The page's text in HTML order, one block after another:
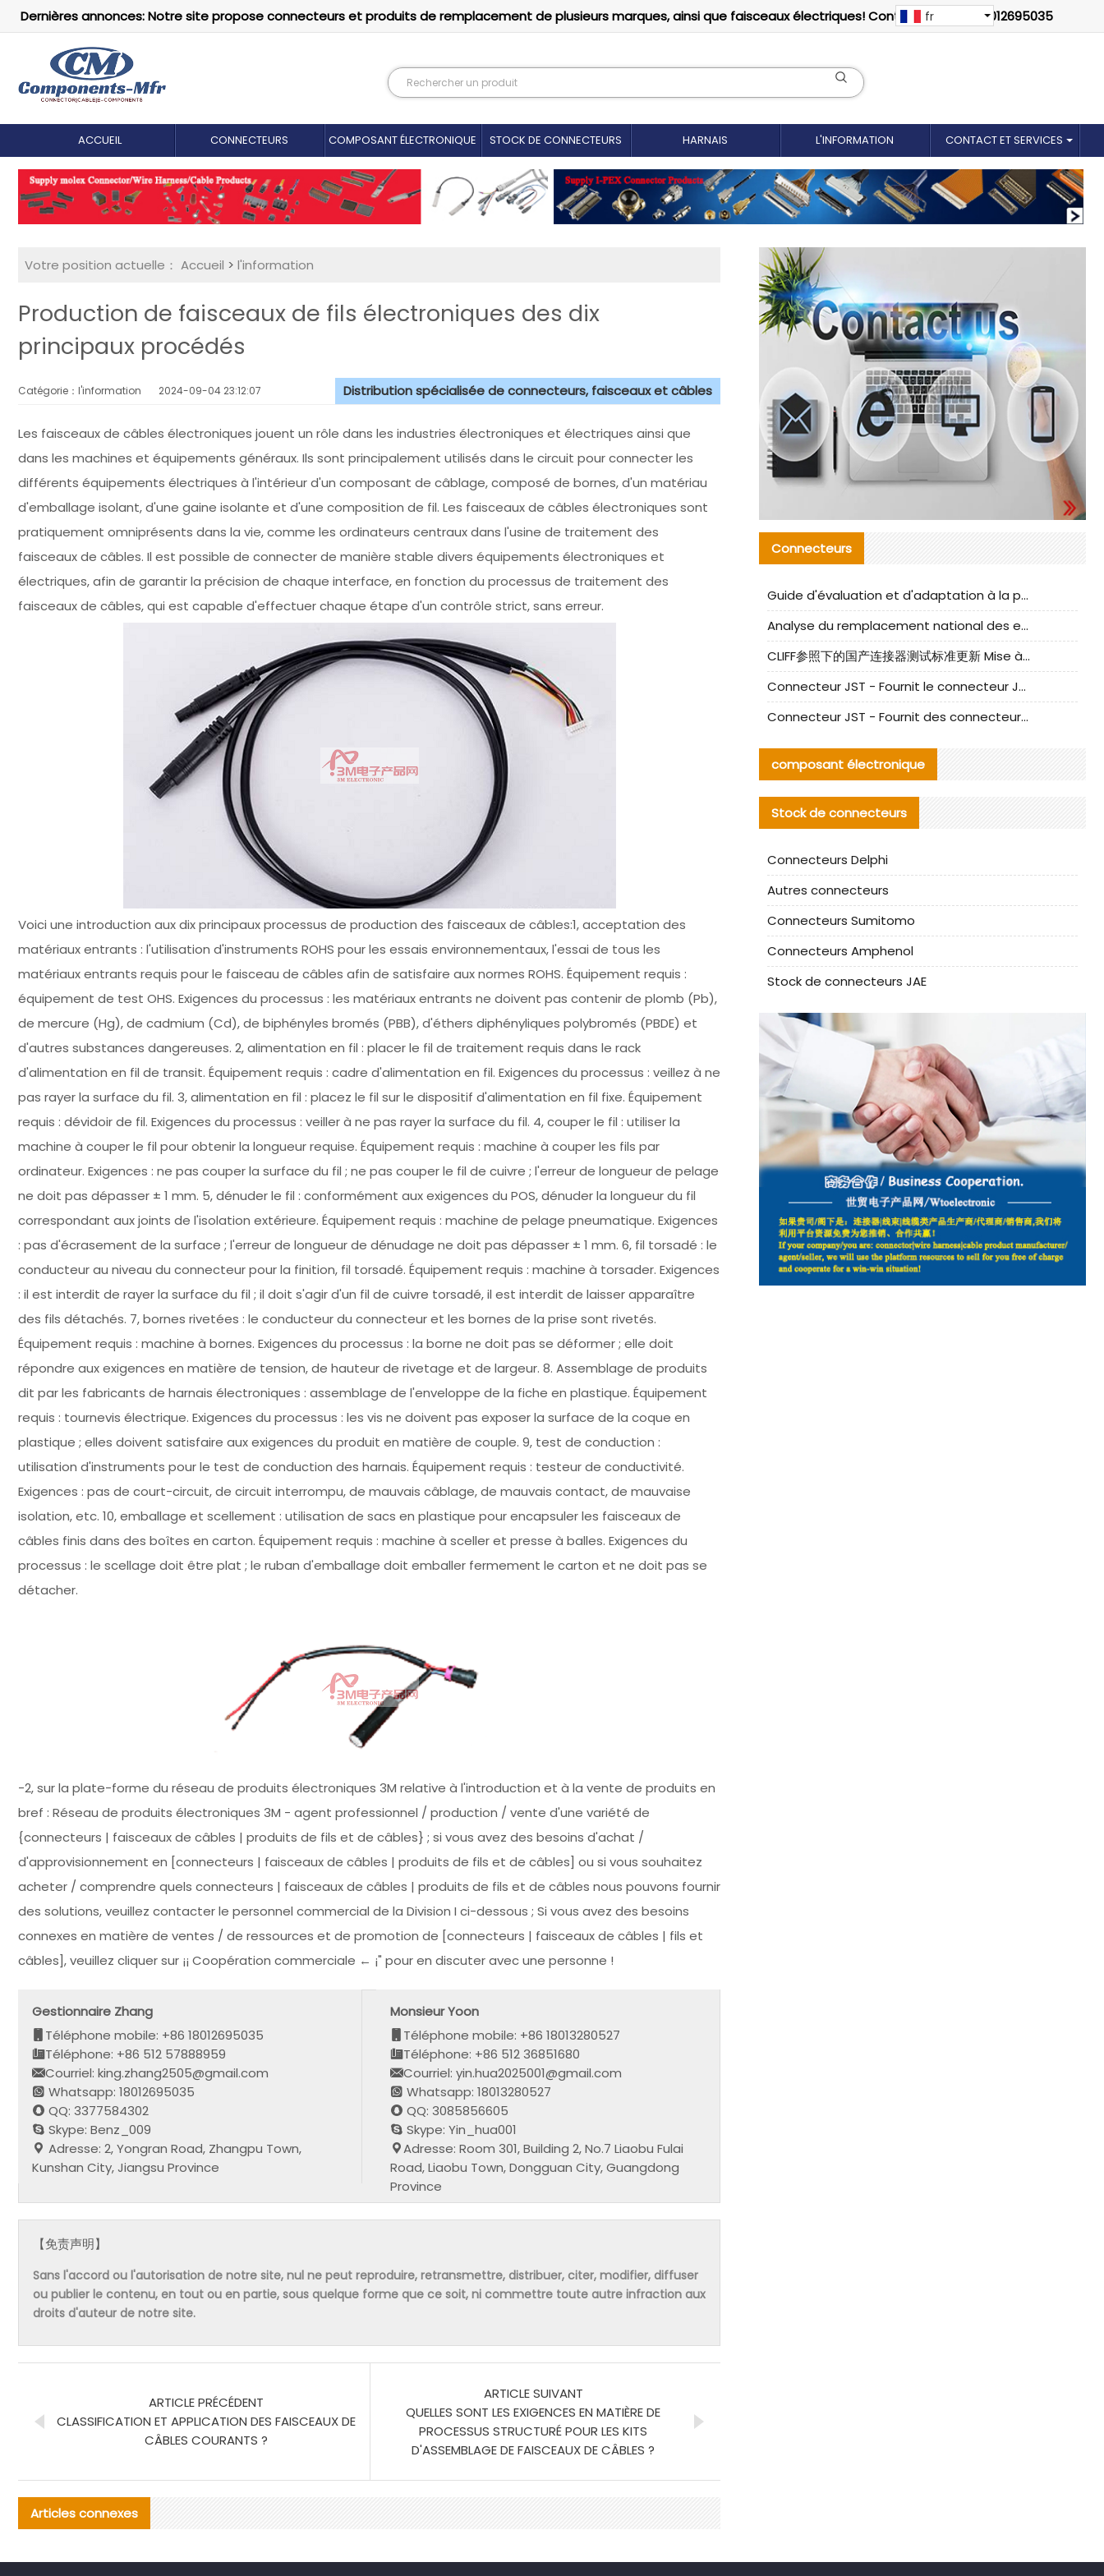
Dernières annonces: Notre site propose connecteurs et produits de remplacement de plusieurs marques, ainsi que faisceaux électriques! Contactez-nous: 18012695035
fr
ACCUEIL CONNECTEURS COMPOSANT ÉLECTRONIQUE STOCK DE CONNECTEURS HARNAIS L'INFORMATION CONTACT ET SERVICES
Votre position actuelle： Accueil > l'information
Production de faisceaux de fils électroniques des dix
principaux procédés
Catégorie：l'information 2024-09-04 23:12:07 Distribution spécialisée de connecteurs, faisceaux et câbles
Les faisceaux de câbles électroniques jouent un rôle dans les industries électroniques et électriques ainsi que
dans les machines et équipements généraux. Ils sont principalement utilisés dans le circuit pour connecter les
différents équipements électriques à l'intérieur d'un composant de câblage, composé de bornes, d'un matériau
d'emballage isolant, d'une gaine isolante et d'une composition de fil. Les faisceaux de câbles électroniques sont
pratiquement omniprésents dans la vie, comme les ordinateurs centraux dans l'usine de traitement des
faisceaux de câbles. Il est possible de connecter de manière stable divers équipements électroniques et
électriques, afin de garantir la précision de chaque interface, en fonction du processus de traitement des
faisceaux de câbles, qui est capable d'effectuer chaque étape d'un contrôle strict, sans erreur.
Voici une introduction aux dix principaux processus de production des faisceaux de câbles:1, acceptation des
matériaux entrants : l'utilisation d'instruments ROHS pour les essais environnementaux, l'essai de tous les
matériaux entrants requis pour le faisceau de câbles afin de satisfaire aux normes ROHS. Équipement requis :
équipement de test OHS. Exigences du processus : les matériaux entrants ne doivent pas contenir de plomb (Pb),
de mercure (Hg), de cadmium (Cd), de biphényles bromés (PBB), d'éthers diphényliques polybromés (PBDE) et
d'autres substances dangereuses. 2, alimentation en fil : placer le fil de traitement requis dans le rack
d'alimentation en fil de transit. Équipement requis : cadre d'alimentation en fil. Exigences du processus : veillez à ne
pas rayer la surface du fil. 3, alimentation en fil : placez le fil sur le dispositif d'alimentation en fil fixe. Équipement
requis : dévidoir de fil. Exigences du processus : veiller à ne pas rayer la surface du fil. 4, couper le fil : utiliser la
machine à couper le fil pour obtenir la longueur requise. Équipement requis : machine à couper les fils par
ordinateur. Exigences : ne pas couper la surface du fil ; ne pas couper le fil de cuivre ; l'erreur de longueur de pelage
ne doit pas dépasser ± 1 mm. 5, dénuder le fil : conformément aux exigences du POS, dénuder la longueur du fil
correspondant aux joints de l'isolation extérieure. Équipement requis : machine de pelage pneumatique. Exigences
: pas d'écrasement de la surface ; l'erreur de longueur de dénudage ne doit pas dépasser ± 1 mm. 6, fil torsadé : le
conducteur au niveau du connecteur pour la finition, fil torsadé. Équipement requis : machine à torsader. Exigences
: il est interdit de rayer la surface du fil ; il doit s'agir d'un fil de cuivre torsadé, il est interdit de laisser apparaître
des fils détachés. 7, bornes rivetées : le conducteur du connecteur et les bornes de la prise sont rivetés.
Équipement requis : machine à bornes. Exigences du processus : la borne ne doit pas se déformer ; elle doit
répondre aux exigences en matière de tension, de hauteur de rivetage et de largeur. 8. Assemblage de produits
dit par les fabricants de harnais électroniques : assemblage de l'enveloppe de la fiche en plastique. Équipement
requis : tournevis électrique. Exigences du processus : les vis ne doivent pas exposer la surface de la coque en
plastique ; elles doivent satisfaire aux exigences du produit en matière de couple. 9, test de conduction :
utilisation d'instruments pour le test de conduction des harnais. Équipement requis : testeur de conductivité.
Exigences : pas de court-circuit, de circuit interrompu, de mauvais câblage, de mauvais contact, de mauvaise
isolation, etc. 10, emballage et scellement : utilisation de sacs en plastique pour encapsuler les faisceaux de
câbles finis dans des boîtes en carton. Équipement requis : machine à sceller et presse à balles. Exigences du
processus : le scellage doit être plat ; le ruban d'emballage doit emballer fermement le carton et ne doit pas se
détacher.
-2, sur la plate-forme du réseau de produits électroniques 3M relative à l'introduction et à la vente de produits en
bref : Réseau de produits électroniques 3M - agent professionnel / production / vente d'une variété de
{connecteurs | faisceaux de câbles | produits de fils et de câbles} ; si vous avez des besoins d'achat /
d'approvisionnement en [connecteurs | faisceaux de câbles | produits de fils et de câbles] ou si vous souhaitez
acheter / comprendre quels connecteurs | faisceaux de câbles | produits de fils et de câbles nous pouvons fournir
des solutions, veuillez contacter le personnel commercial de la Division I ci-dessous ; Si vous avez des besoins
connexes en matière de ventes / de ressources et de promotion de [connecteurs | faisceaux de câbles | fils et
câbles], veuillez cliquer sur ¡¡ Coopération commerciale ← ¡" pour en discuter avec une personne !
Gestionnaire Zhang
Téléphone mobile: +86 18012695035
Téléphone: +86 512 57888959
Courriel: king.zhang2505@gmail.com
Whatsapp: 18012695035
QQ: 3377584302
Skype: Benz_009
Adresse: 2, Yongran Road, Zhangpu Town,
Kunshan City, Jiangsu Province
Monsieur Yoon
Téléphone mobile: +86 18013280527
Téléphone: +86 512 36851680
Courriel: yin.hua2025001@gmail.com
Whatsapp: 18013280527
QQ: 3085856605
Skype: Yin_hua001
Adresse: Room 301, Building 2, No.7 Liaobu Fulai
Road, Liaobu Town, Dongguan City, Guangdong
Province
【免责声明】
Sans l'accord ou l'autorisation de notre site, nul ne peut reproduire, retransmettre, distribuer, citer, modifier, diffuser
ou publier le contenu, en tout ou en partie, sous quelque forme que ce soit, ni commettre toute autre infraction aux
droits d'auteur de notre site.
ARTICLE PRÉCÉDENT
CLASSIFICATION ET APPLICATION DES FAISCEAUX DE
CÂBLES COURANTS ?
ARTICLE SUIVANT
QUELLES SONT LES EXIGENCES EN MATIÈRE DE
PROCESSUS STRUCTURÉ POUR LES KITS
D'ASSEMBLAGE DE FAISCEAUX DE CÂBLES ?
Articles connexes
Connecteurs
Guide d'évaluation et d'adaptation à la production des composants de câbles nationaux CNC Tech
Analyse du remplacement national des ensembles de câbles à fréquence élevée I-PEX
CLIFF参照下的国产连接器测试标准更新 Mise à jour des normes de test des connecteurs nationaux sous la référence CLIFF
Connecteur JST - Fournit le connecteur JST NSHR-02V-S original | Équivalent
Connecteur JST - Fournit des connecteurs JST GHR-09V-S authentiques et des produits de remplacement|
composant électronique
Stock de connecteurs
Connecteurs Delphi
Autres connecteurs
Connecteurs Sumitomo
Connecteurs Amphenol
Stock de connecteurs JAE